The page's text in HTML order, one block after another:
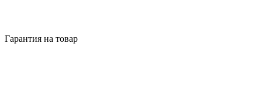
Гарантия на товар